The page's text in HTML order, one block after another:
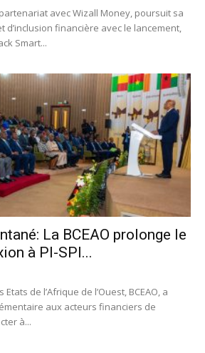
avec Wizall Money, poursuit sa
d’inclusion financière avec le lancement,
Smart...
La BCEAO prolonge le
à PI-SPI...
de l’Afrique de l’Ouest, BCEAO, a
aux acteurs financiers de
à...